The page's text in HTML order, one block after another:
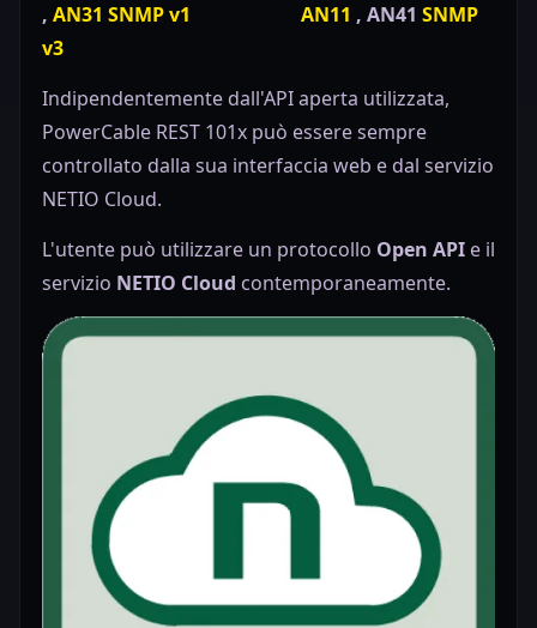
, AN31 SNMP v1 AN11 , AN41 SNMP
v3
Indipendentemente dall'API aperta utilizzata,
PowerCable REST 101x può essere sempre
controllato dalla sua interfaccia web e dal servizio
NETIO Cloud.
L'utente può utilizzare un protocollo Open API e il
servizio NETIO Cloud contemporaneamente.